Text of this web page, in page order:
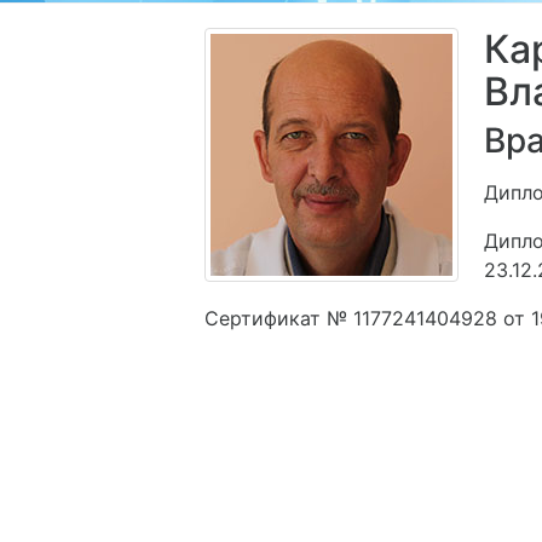
Сертификат № 1177241404928 от